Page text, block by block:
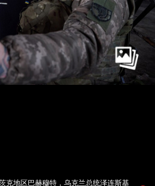
克地区巴赫穆特，乌克兰总统泽连斯基